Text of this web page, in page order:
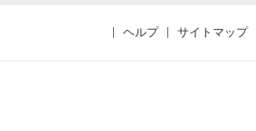
ヘルプ サイトマップ